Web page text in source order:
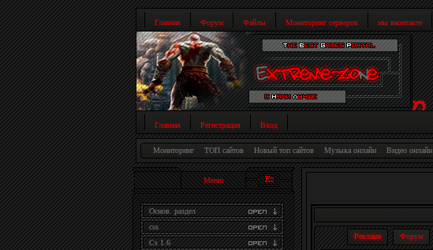
Главная Форум Файлы Мониторинг серверов мы вконтакте
Главная Регистрация Вход
Мониторинг ТОП сайтов Новый топ сайтов Музыка онлайн Видео онлайн
Меню
Основ. раздел
css
Cs 1.6
Реклама Форум